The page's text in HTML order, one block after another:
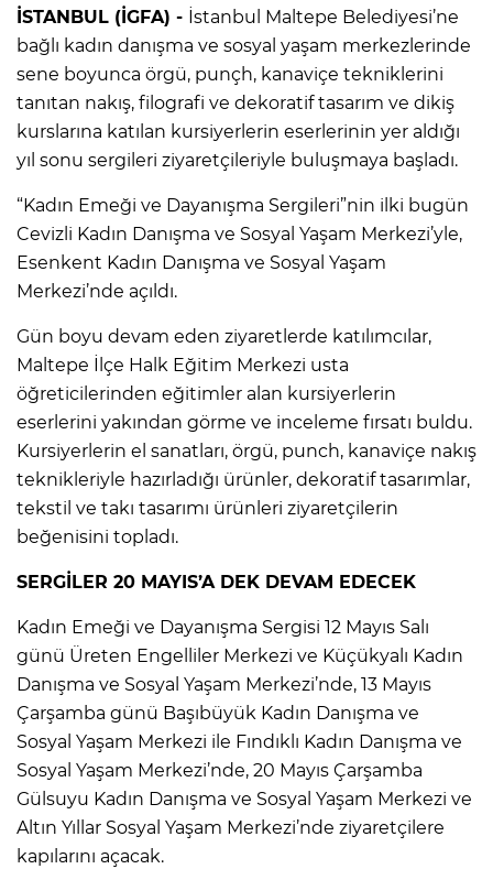
İSTANBUL (İGFA) - İstanbul Maltepe Belediyesi’ne
bağlı kadın danışma ve sosyal yaşam merkezlerinde
sene boyunca örgü, punçh, kanaviçe tekniklerini
tanıtan nakış, filografi ve dekoratif tasarım ve dikiş
kurslarına katılan kursiyerlerin eserlerinin yer aldığı
yıl sonu sergileri ziyaretçileriyle buluşmaya başladı.
“Kadın Emeği ve Dayanışma Sergileri”nin ilki bugün
Cevizli Kadın Danışma ve Sosyal Yaşam Merkezi’yle,
Esenkent Kadın Danışma ve Sosyal Yaşam
Merkezi’nde açıldı.
Gün boyu devam eden ziyaretlerde katılımcılar,
Maltepe İlçe Halk Eğitim Merkezi usta
öğreticilerinden eğitimler alan kursiyerlerin
eserlerini yakından görme ve inceleme fırsatı buldu.
Kursiyerlerin el sanatları, örgü, punch, kanaviçe nakış
teknikleriyle hazırladığı ürünler, dekoratif tasarımlar,
tekstil ve takı tasarımı ürünleri ziyaretçilerin
beğenisini topladı.
SERGİLER 20 MAYIS’A DEK DEVAM EDECEK
Kadın Emeği ve Dayanışma Sergisi 12 Mayıs Salı
günü Üreten Engelliler Merkezi ve Küçükyalı Kadın
Danışma ve Sosyal Yaşam Merkezi’nde, 13 Mayıs
Çarşamba günü Başıbüyük Kadın Danışma ve
Sosyal Yaşam Merkezi ile Fındıklı Kadın Danışma ve
Sosyal Yaşam Merkezi’nde, 20 Mayıs Çarşamba
Gülsuyu Kadın Danışma ve Sosyal Yaşam Merkezi ve
Altın Yıllar Sosyal Yaşam Merkezi’nde ziyaretçilere
kapılarını açacak.